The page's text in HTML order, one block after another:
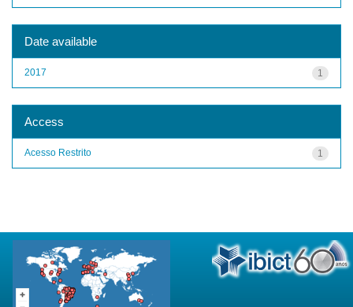
Date available
1
2017
Access
1
Acesso Restrito